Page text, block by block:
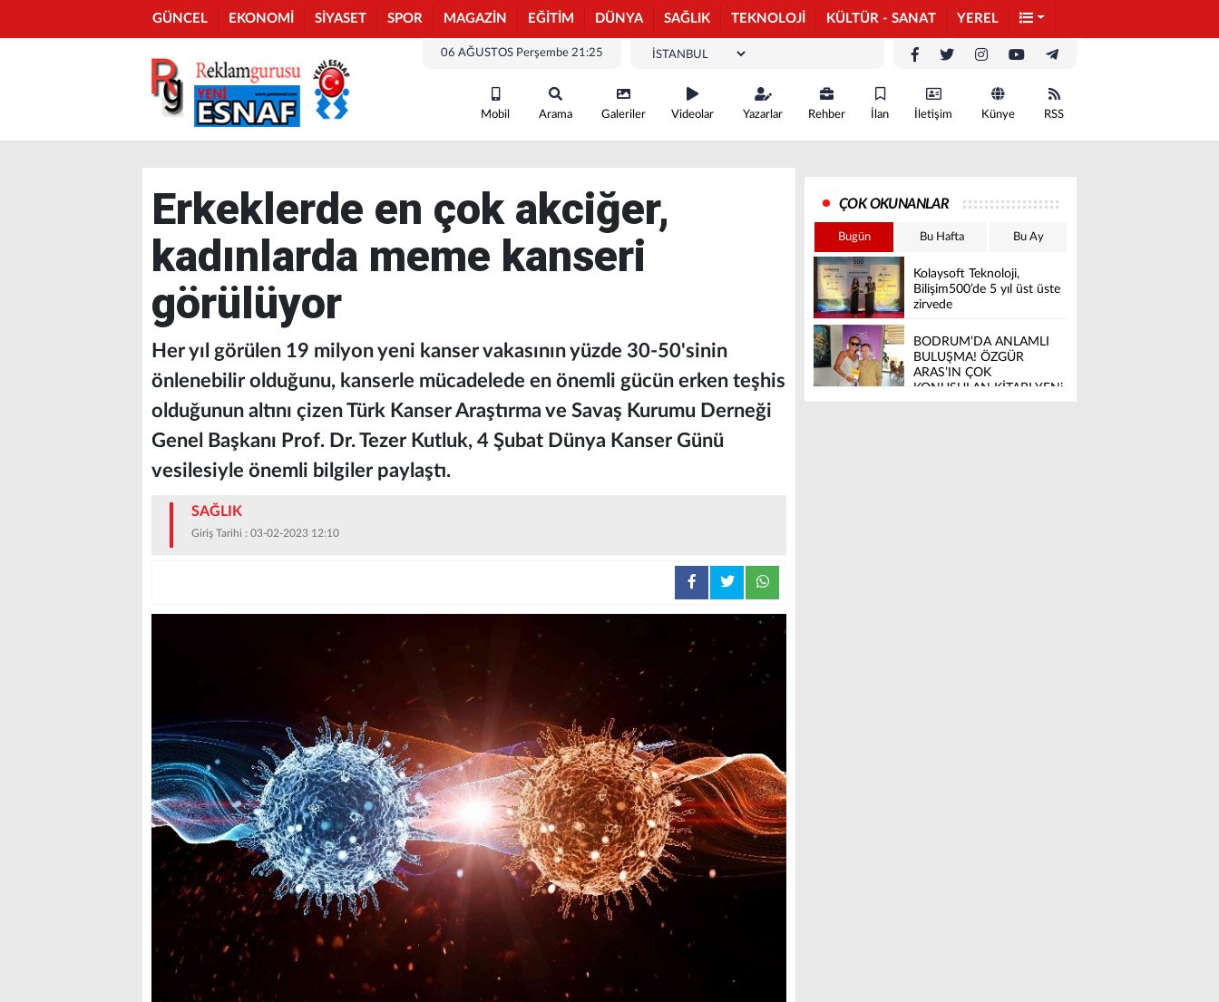
GÜNCEL EKONOMİ SİYASET SPOR MAGAZİN EĞİTİM DÜNYA SAĞLIK TEKNOLOJİ KÜLTÜR - SANAT YEREL
06 AĞUSTOS Perşembe 21:25
Mobil Arama Galeriler Videolar Yazarlar Rehber İlan İletişim Künye RSS
Erkeklerde en çok akciğer,
kadınlarda meme kanseri
görülüyor
Her yıl görülen 19 milyon yeni kanser vakasının yüzde 30-50'sinin
önlenebilir olduğunu, kanserle mücadelede en önemli gücün erken teşhis
olduğunun altını çizen Türk Kanser Araştırma ve Savaş Kurumu Derneği
Genel Başkanı Prof. Dr. Tezer Kutluk, 4 Şubat Dünya Kanser Günü
vesilesiyle önemli bilgiler paylaştı.
SAĞLIK
Giriş Tarihi : 03-02-2023 12:10
ÇOK OKUNANLAR
Bugün Bu Hafta Bu Ay
Kolaysoft Teknoloji,
Bilişim500’de 5 yıl üst üste
zirvede
BODRUM’DA ANLAMLI
BULUŞMA! ÖZGÜR
ARAS’IN ÇOK
KONUŞULAN KİTABI YENi